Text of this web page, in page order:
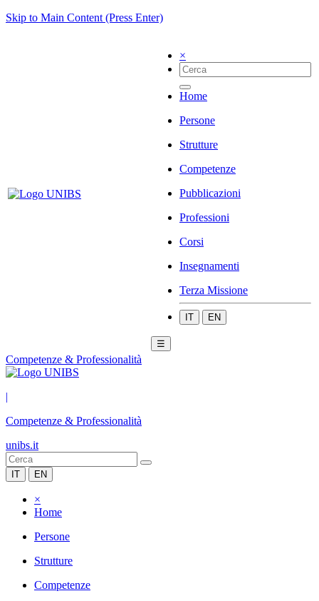
Skip to Main Content (Press Enter)
×
Home
Persone
Strutture
Competenze
Pubblicazioni
Professioni
Corsi
Insegnamenti
Terza Missione
IT EN
☰
Competenze & Professionalità
|
Competenze & Professionalità
unibs.it
IT EN
×
Home
Persone
Strutture
Competenze